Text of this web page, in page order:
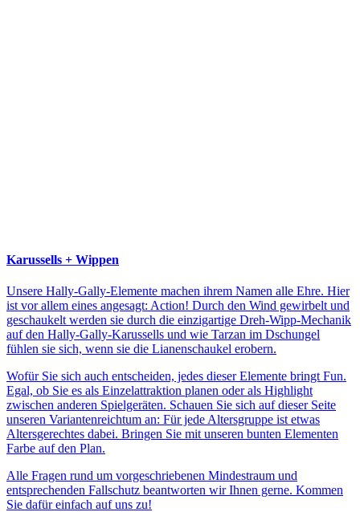
Karussells + Wippen
Unsere Hally-Gally-Elemente machen ihrem Namen alle Ehre. Hier
ist vor allem eines angesagt: Action! Durch den Wind gewirbelt und
geschaukelt werden sie durch die einzigartige Dreh-Wipp-Mechanik
auf den Hally-Gally-Karussells und wie Tarzan im Dschungel
fühlen sie sich, wenn sie die Lianenschaukel erobern.
Wofür Sie sich auch entscheiden, jedes dieser Elemente bringt Fun.
Egal, ob Sie es als Einzelattraktion planen oder als Highlight
zwischen anderen Spielgeräten. Schauen Sie sich auf dieser Seite
unseren Variantenreichtum an: Für jede Altersgruppe ist etwas
Altersgerechtes dabei. Bringen Sie mit unseren bunten Elementen
Farbe auf den Plan.
Alle Fragen rund um vorgeschriebenen Mindestraum und
entsprechenden Fallschutz beantworten wir Ihnen gerne. Kommen
Sie dafür einfach auf uns zu!